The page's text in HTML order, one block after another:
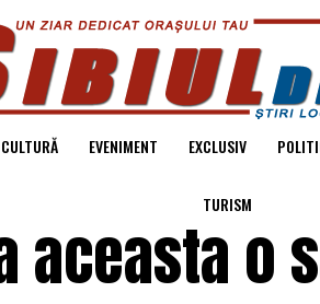
CULTURĂ EVENIMENT EXCLUSIV
TURISM
o